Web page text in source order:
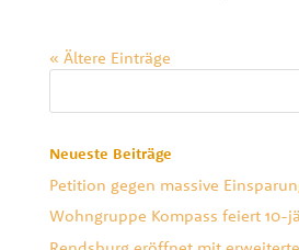
« Ältere Einträge
Neueste Beiträge
Petition gegen massive
Wohngruppe Kompass feiert 10-